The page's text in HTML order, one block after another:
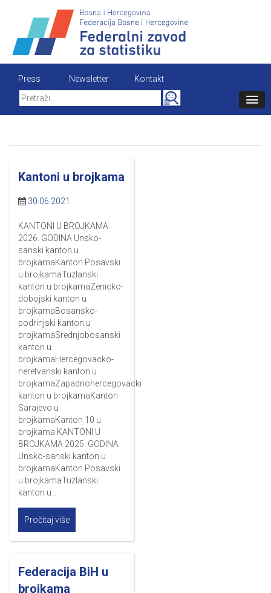
content
Press Newsletter
Kontakt
Search
for:
Kantoni u brojkama
30.06.2021
KANTONI U BROJKAMA
2026. GODINA Unsko-
sanski kanton u
brojkamaKanton Posavski
u brojkamaTuzlanski
kanton u brojkamaZenicko-
dobojski kanton u
brojkamaBosansko-
podrinjski kanton u
brojkamaSrednjobosanski
kanton u
brojkamaHercegovacko-
neretvanski kanton u
brojkamaZapadnohercegovacki
kanton u brojkamaKanton
Sarajevo u
brojkamaKanton 10 u
brojkama KANTONI U
BROJKAMA 2025. GODINA
Unsko-sanski kanton u
brojkamaKanton Posavski
u brojkamaTuzlanski
kanton u…
Pročitaj više
Federacija BiH u
brojkama